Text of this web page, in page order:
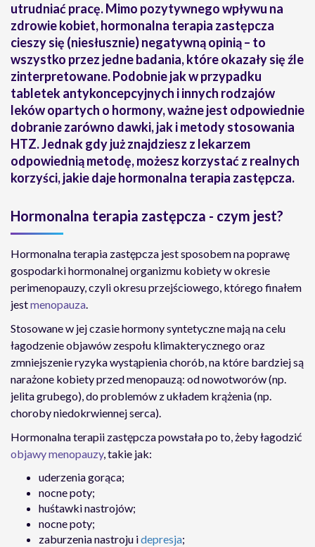
utrudniać pracę. Mimo pozytywnego wpływu na
zdrowie kobiet, hormonalna terapia zastępcza
cieszy się (niesłusznie) negatywną opinią – to
wszystko przez jedne badania, które okazały się źle
zinterpretowane. Podobnie jak w przypadku
tabletek antykoncepcyjnych i innych rodzajów
leków opartych o hormony, ważne jest odpowiednie
dobranie zarówno dawki, jak i metody stosowania
HTZ. Jednak gdy już znajdziesz z lekarzem
odpowiednią metodę, możesz korzystać z realnych
korzyści, jakie daje hormonalna terapia zastępcza.
Hormonalna terapia zastępcza - czym jest?
Hormonalna terapia zastępcza jest sposobem na poprawę
gospodarki hormonalnej organizmu kobiety w okresie
perimenopauzy, czyli okresu przejściowego, którego finałem
jestmenopauza.
Stosowane w jej czasie hormony syntetyczne mają na celu
łagodzenie objawów zespołu klimakterycznego oraz
zmniejszenie ryzyka wystąpienia chorób, na które bardziej są
narażone kobiety przed menopauzą: od nowotworów (np.
jelita grubego), do problemów z układem krążenia (np.
choroby niedokrwiennej serca).
Hormonalna terapii zastępcza powstała po to, żeby łagodzić
objawy menopauzy, takie jak:
uderzenia gorąca;
nocne poty;
huśtawki nastrojów;
nocne poty;
zaburzenia nastroju idepresja;